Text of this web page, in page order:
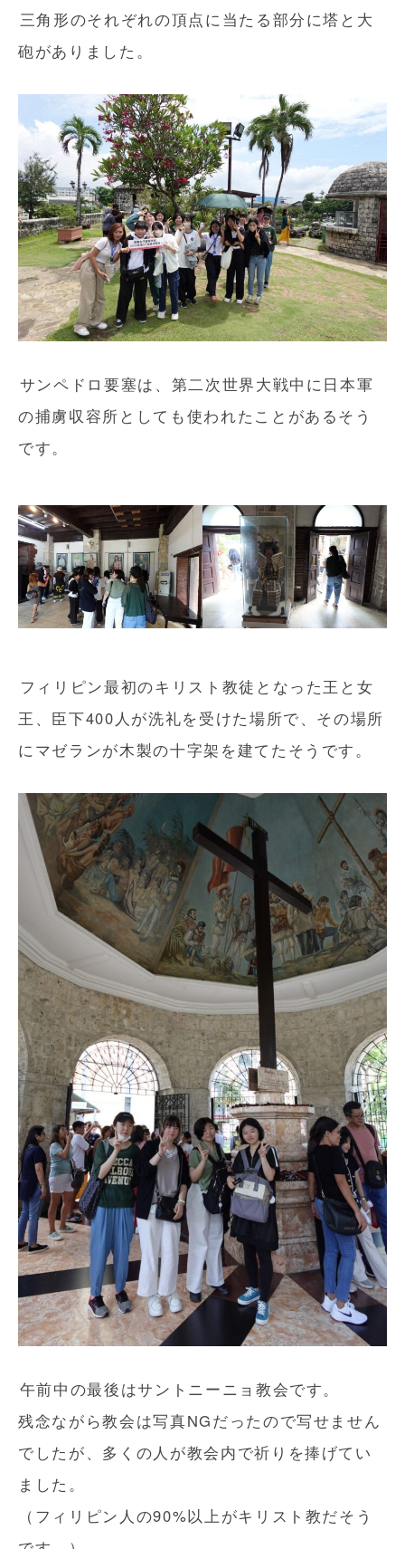
三角形のそれぞれの頂点に当たる部分に塔と大
砲がありました。
サンペドロ要塞は、第二次世界大戦中に日本軍
の捕虜収容所としても使われたことがあるそう
です。
フィリピン最初のキリスト教徒となった王と女
王、臣下400人が洗礼を受けた場所で、その場所
にマゼランが木製の十字架を建てたそうです。
午前中の最後はサントニーニョ教会です。
残念ながら教会は写真NGだったので写せません
でしたが、多くの人が教会内で祈りを捧げてい
ました。
（フィリピン人の90%以上がキリスト教だそう